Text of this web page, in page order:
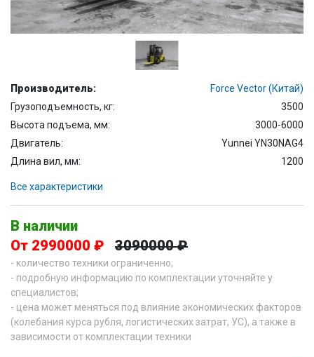
Производитель:
Force Vector (Китай)
Грузоподъемность, кг:
3500
Высота подъема, мм:
3000-6000
Двигатель:
Yunnei YN30NAG4
Длина вил, мм:
1200
Все характеристики
В наличии
От 2990000 ₽
3090000 ₽
- количество техники ограниченно;
- подробную информацию по комплектации уточняйте у
специалистов;
- цена может меняться под влияние экономических факторов
(колебания курса рубля, логистических затрат, УС), а также в
зависимости от комплектации техники